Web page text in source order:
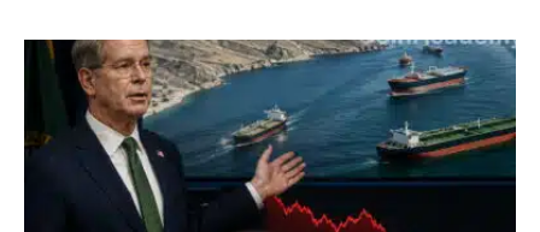
Pétrole : le Brent passe sous 80 dollars après